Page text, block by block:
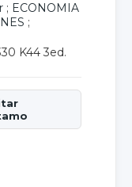
; ECONOMIA
;
K44 3ed.